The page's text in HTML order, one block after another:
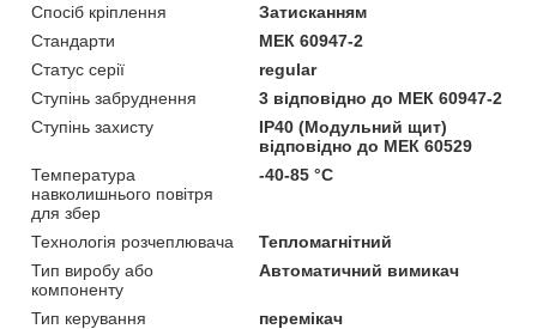
Спосіб кріплення
Затисканням
Стандарти
МЕК 60947-2
Статус серії
regular
Ступінь забруднення
3 відповідно до МЕК 60947-2
Ступінь захисту
IP40 (Модульний щит)
відповідно до МЕК 60529
Температура
навколишнього повітря
для збер
-40-85 °C
Технологія розчеплювача
Тепломагнітний
Тип виробу або
компоненту
Автоматичний вимикач
Тип керування
перемікач